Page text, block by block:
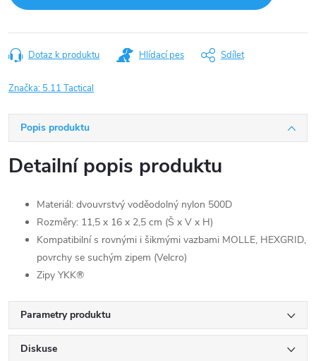
Dotaz k produktu Hlídací pes Sdílet
Značka: 5.11 Tactical
Popis produktu
Detailní popis produktu
Materiál: dvouvrstvý voděodolný nylon 500D
Rozměry: 11,5 x 16 x 2,5 cm (Š x V x H)
Kompatibilní s rovnými i šikmými vazbami MOLLE, HEXGRID,
povrchy se suchým zipem (Velcro)
Zipy YKK®
Parametry produktu
Diskuse